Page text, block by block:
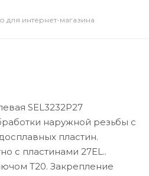
для интернет-магазина
SEL3232P27
наружной резьбы с
пластин.
с пластинами 27EL..
T20. Закрепление